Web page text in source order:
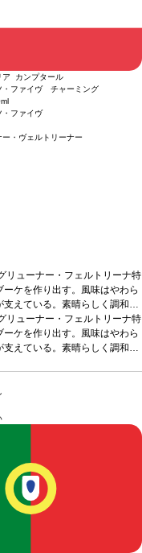
ア カンプタール
・ファイヴ チャーミング
・ファイヴ
ー・ヴェルトリーナー
リューナー・フェルトリーナ特
ケを作り出す。風味はやわら
えている。素晴らしく調和が
プルにチャーミングなワイン！
前の由来ローレンツ・ファイ
を意味する。ワインメーカ
リューナー・フェルトリーナ特
ケを作り出す。風味はやわら
えている。素晴らしく調和が
を意味する。ワインメーカ
・フェルトリーナ品種に力を